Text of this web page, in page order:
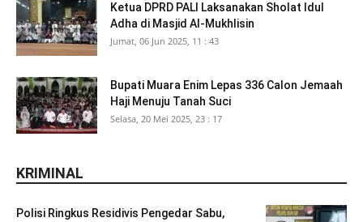
Ketua DPRD PALI Laksanakan Sholat Idul
Adha di Masjid Al-Mukhlisin
Jumat, 06 Jun 2025, 11 : 43
Bupati Muara Enim Lepas 336 Calon Jemaah
Haji Menuju Tanah Suci
Selasa, 20 Mei 2025, 23 : 17
KRIMINAL
Polisi Ringkus Residivis Pengedar Sabu,